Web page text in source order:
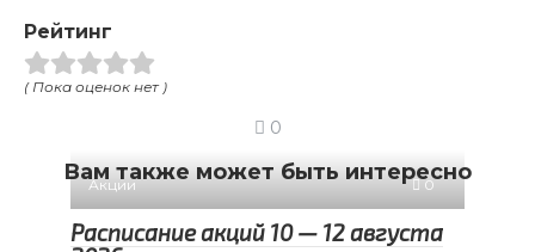
Рейтинг
( Пока оценок нет )
0
Вам также может быть интересно
Акции 0
Расписание акций 10 — 12 августа